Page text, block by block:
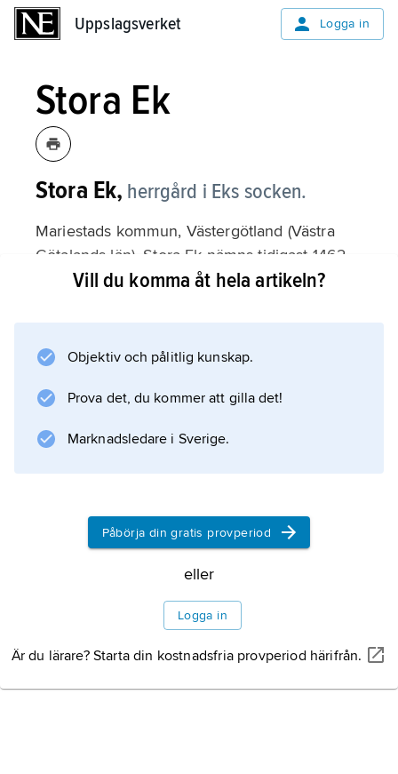
Uppslagsverket Logga in
Stora Ek
Stora Ek, herrgård i Eks socken.
Mariestads kommun, Västergötland (Västra
Götalands län). Stora Ek nämns tidigast 1462
och ägdes från 1731 av Carl Fredrik och Ulrik
nuvarande herrgårdsanläggningen, av sten
mansardtak och två envåningsflyglar under
Information om artikeln
Vill du komma åt hela artikeln?
Objektiv och pålitlig kunskap.
Prova det, du kommer att gilla det!
Marknadsledare i Sverige.
Påbörja din gratis provperiod
eller
Logga in
Är du lärare? Starta din kostnadsfria provperiod härifrån.